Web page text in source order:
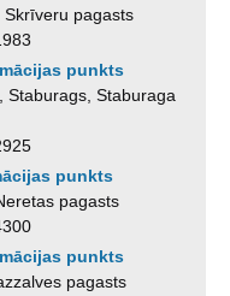
pagasts
punkts
Staburags, Staburaga
punkts
pagasts
punkts
pagasts